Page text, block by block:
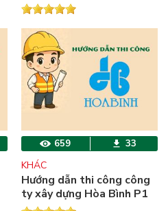
659 33
KHÁC
Hướng dẫn thi công công
ty xây dựng Hòa Bình P1